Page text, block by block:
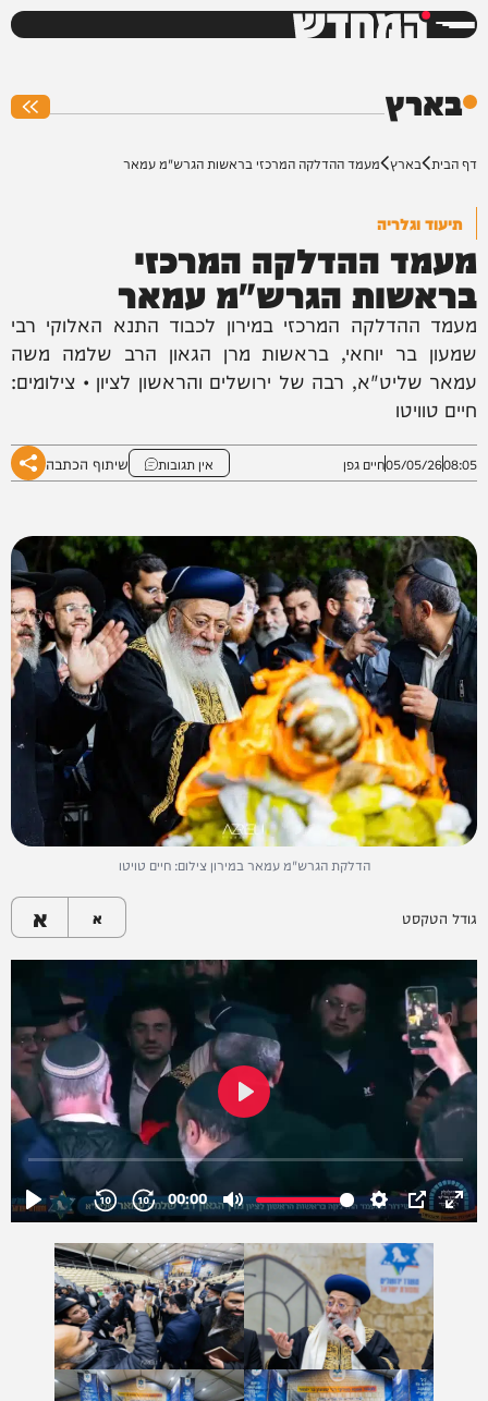
המחדש
בארץ
דף הבית בארץ מעמד ההדלקה המרכזי בראשות הגרש"מ עמאר
תיעוד וגלריה
מעמד ההדלקה המרכזי
בראשות הגרש"מ עמאר
מעמד ההדלקה המרכזי במירון לכבוד התנא האלוקי רבי
שמעון בר יוחאי, בראשות מרן הגאון הרב שלמה משה
עמאר שליט"א, רבה של ירושלים והראשון לציון • צילומים:
חיים טוויטו
08:05
05/05/26חיים גפן אין תגובות שיתוף הכתבה
הדלקת הגרש"מ עמאר במירון צילום: חיים טויטו
גודל הטקסט א א